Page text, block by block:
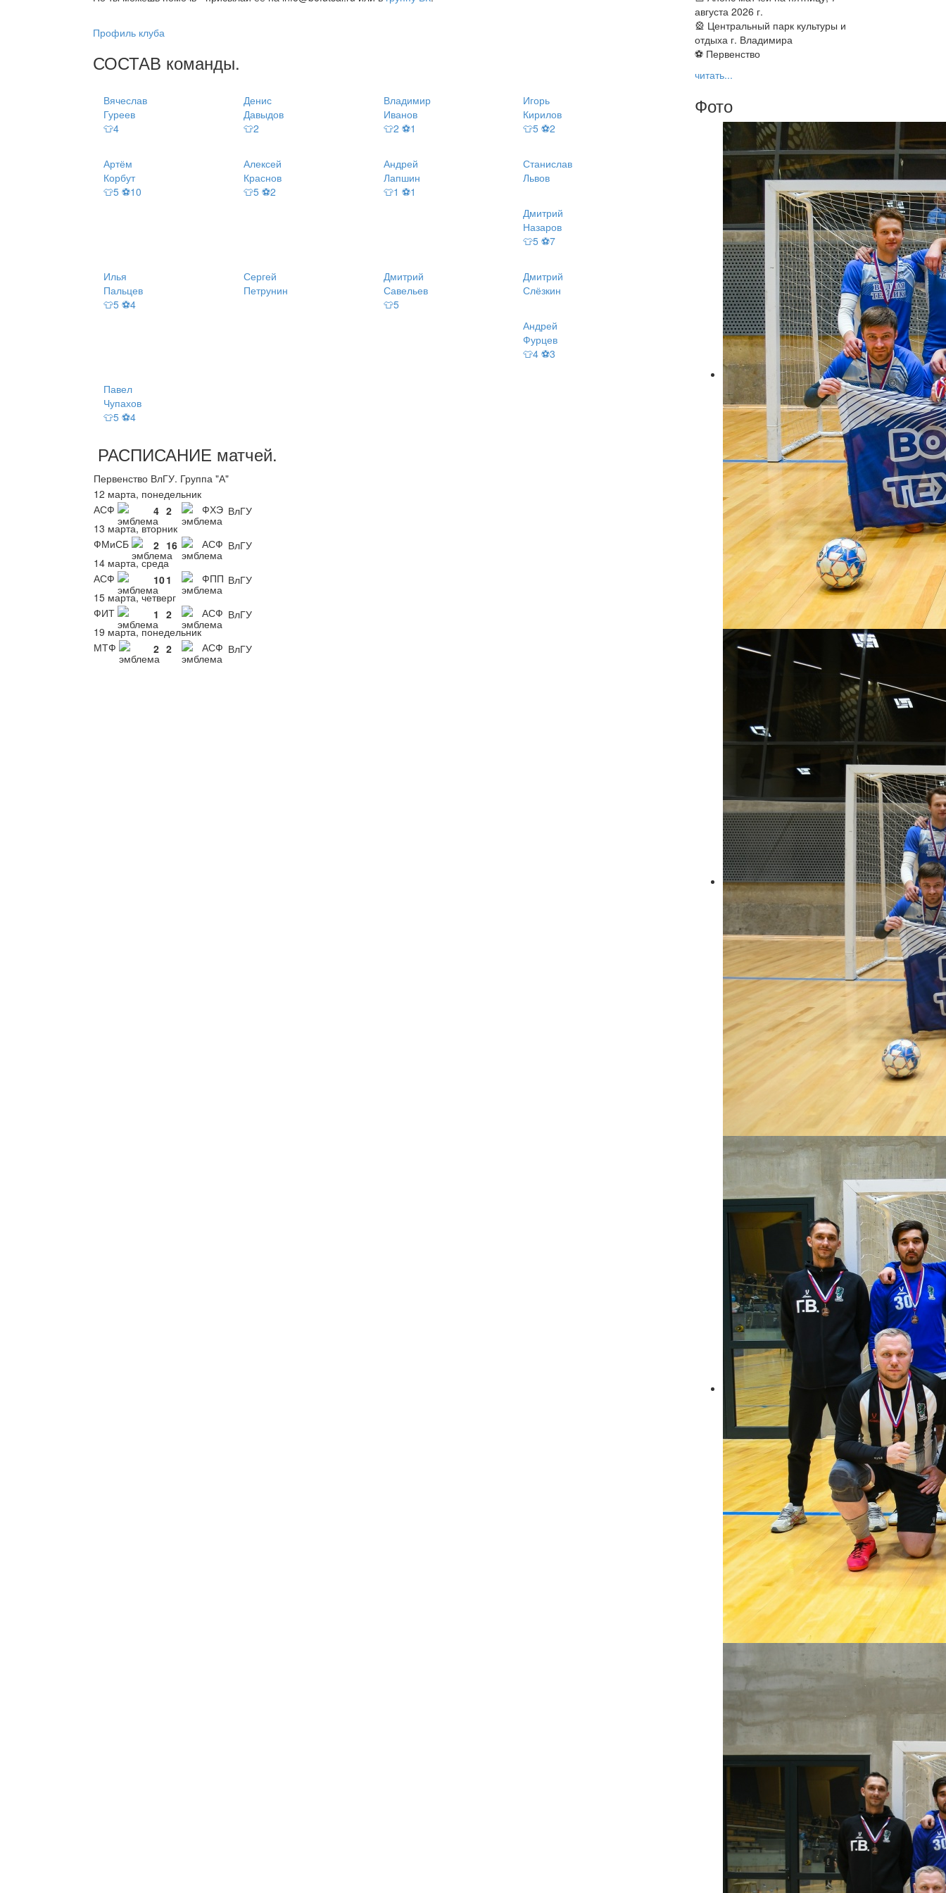
Профиль клуба
СОСТАВ команды.
Вячеслав
Гуреев
👕4
Денис
Давыдов
👕2
Владимир
Иванов
👕2 ⚽1
Игорь
Кирилов
👕5 ⚽2
Артём
Корбут
👕5 ⚽10
Алексей
Краснов
👕5 ⚽2
Андрей
Лапшин
👕1 ⚽1
Станислав
Львов
Дмитрий
Назаров
👕5 ⚽7
Илья
Пальцев
👕5 ⚽4
Сергей
Петрунин
Дмитрий
Савельев
👕5
Дмитрий
Слёзкин
Андрей
Фурцев
👕4 ⚽3
Павел
Чупахов
👕5 ⚽4
РАСПИСАНИЕ матчей.
Первенство ВлГУ. Группа "А"
12 марта, понедельник
АСФ
4 2 ФХЭ ВлГУ
13 марта, вторник
ФМиСБ
2 16 АСФ ВлГУ
14 марта, среда
АСФ
101 ФПП ВлГУ
15 марта, четверг
ФИТ
1 2 АСФ ВлГУ
19 марта, понедельник
МТФ
2 2 АСФ ВлГУ
августа 2026 г.
🎡 Центральный парк культуры и
отдыха г. Владимира
⚽ Первенство
читать...
Фото